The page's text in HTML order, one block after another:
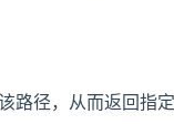
路径，从而返回指